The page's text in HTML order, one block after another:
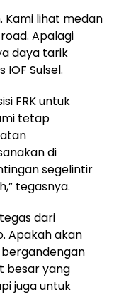
Kami lihat medan
Apalagi
daya tarik
Sulsel.
FRK untuk
tetap
di
segelintir
tegasnya.
dari
Apakah akan
besar yang
juga untuk